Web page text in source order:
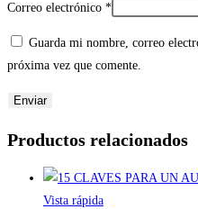
Correo electrónico *
Guarda mi nombre, correo
próxima vez que comente.
Productos relacionados
Vista rápida